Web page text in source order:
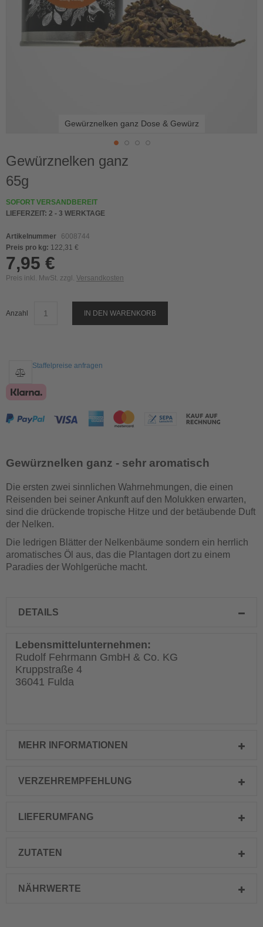
Gewürznelken ganz
65g
SOFORT VERSANDBEREIT
LIEFERZEIT: 2 - 3 WERKTAGE
Artikelnummer
6008744
Preis pro kg: 122,31 €
7,95 €
Preis inkl. MwSt. zzgl. Versandkosten
Anzahl IN DEN WARENKORB
Staffelpreise anfragen
Gewürznelken ganz - sehr aromatisch
Die ersten zwei sinnlichen Wahrnehmungen, die einen
Reisenden bei seiner Ankunft auf den Molukken erwarten,
sind die drückende tropische Hitze und der betäubende Duft
der Nelken.
Die ledrigen Blätter der Nelkenbäume sondern ein herrlich
aromatisches Öl aus, das die Plantagen dort zu einem
Paradies der Wohlgerüche macht.
Gewürznelken ganz Dose & Gewürz
Skip
to
the
beginning
of
the
gallery
DETAILS
Lebensmittelunternehmen:
Rudolf Fehrmann GmbH & Co. KG
Kruppstraße 4
36041 Fulda
MEHR INFORMATIONEN
VERZEHREMPFEHLUNG
LIEFERUMFANG
ZUTATEN
NÄHRWERTE